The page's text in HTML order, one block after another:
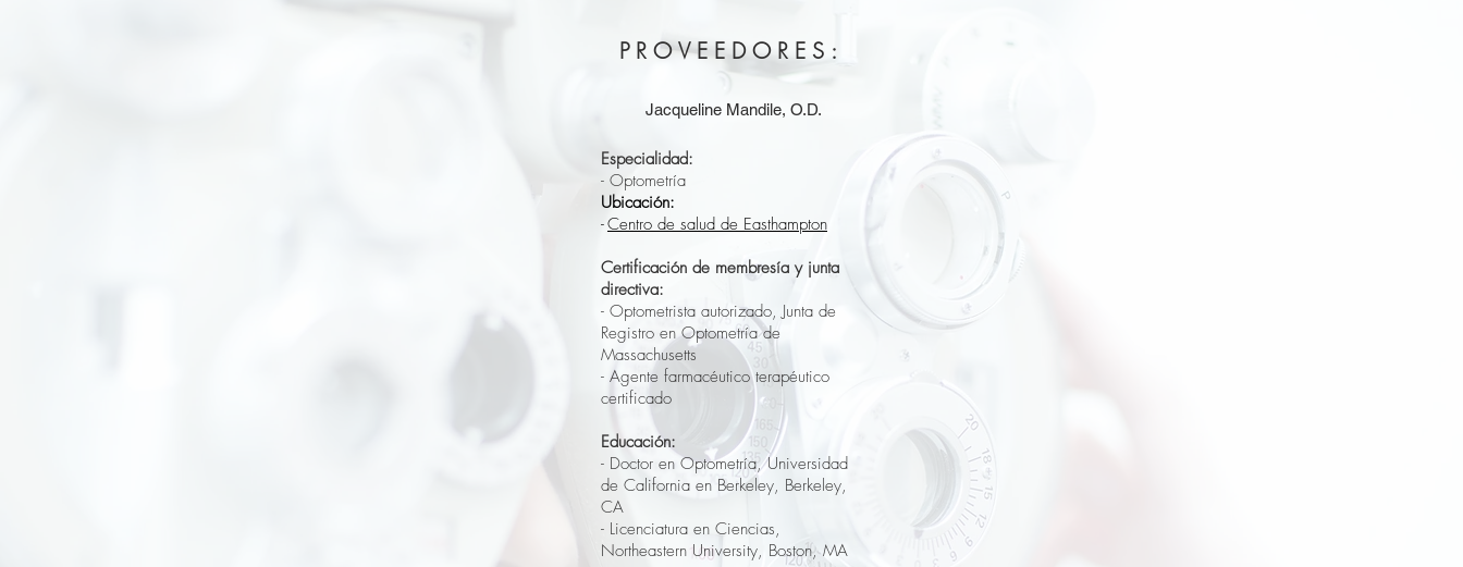
PROVEEDORES:
Jacqueline Mandile, O.D.
Especialidad:
- Optometría
Ubicación:
-Centro de salud de Easthampton
Certificación de membresía y junta
directiva:
- Optometrista autorizado, Junta de
Registro en Optometría de
Massachusetts
- Agente farmacéutico terapéutico
certificado
Educación:
- Doctor en Optometría, Universidad
de California en Berkeley, Berkeley,
CA
- Licenciatura en Ciencias,
Northeastern University, Boston, MA